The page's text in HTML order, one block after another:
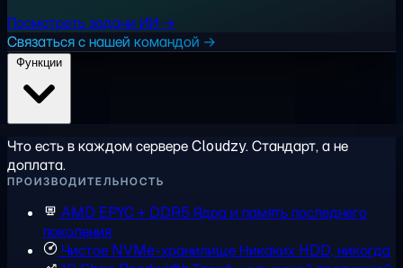
Посмотреть задачи ИИ →
Связаться с нашей командой →
Что есть в каждом сервере Cloudzy. Стандарт, а не
доплата.
ПРОИЗВОДИТЕЛЬНОСТЬ
AMD EPYC + DDR5 Ядра и память последнего
поколения
Чистое NVMe-хранилищеНикаких HDD, никогда